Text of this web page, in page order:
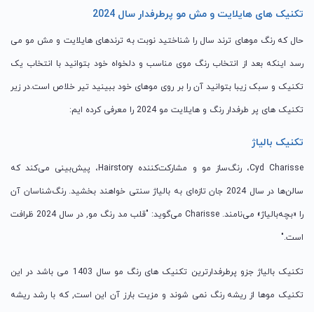
تکنیک های هایلایت و مش مو پرطرفدار سال 2024
حال که رنگ موهای ترند سال را شناختید نوبت به ترندهای هایلایت و مش مو می
رسد اینکه بعد از انتخاب رنگ موی مناسب و دلخواه خود بتوانید با انتخاب یک
تکنیک و سبک زیبا بتوانید آن را بر روی موهای خود ببینید تیر خلاص است.در زیر
تکنیک های پر طرفدار رنگ و هایلایت مو 2024 را معرفی کرده ایم:
تکنیک بالیاژ
Cyd Charisse، رنگ‌ساز مو و مشارکت‌کننده Hairstory، پیش‌بینی می‌کند که
سالن‌ها در سال 2024 جان تازه‌ای به بالیاژ سنتی خواهند بخشید. رنگ‌شناسان آن
را «بچه‌بالیاژ» می‌نامند. Charisse می‌گوید: "قلب مد رنگ مو, در سال 2024 ظرافت
است."
تکنیک بالیاژ جزو پرطرفدارترین تکنیک های رنگ مو سال 1403 می باشد در این
تکنیک موها از ریشه رنگ نمی شوند و مزیت بارز آن این است, که با رشد ریشه